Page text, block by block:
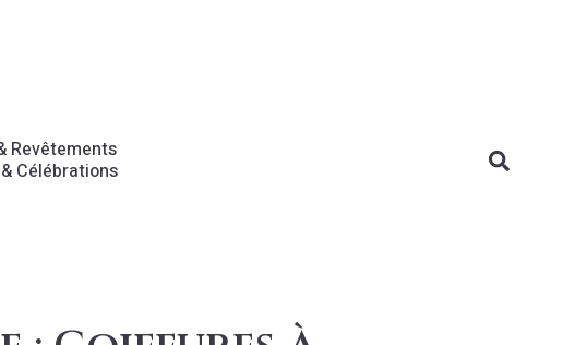
Revêtements
Célébrations